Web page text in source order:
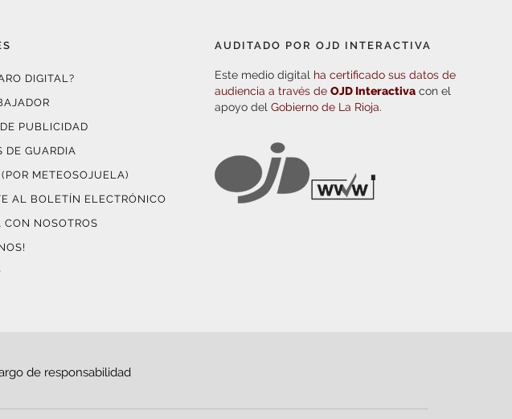
DIGITAL?
PUBLICIDAD
DE GUARDIA
METEOSOJUELA)
AL BOLETÍN ELECTRÓNICO
CON NOSOTROS
AUDITADO POR OJD INTERACTIVA
Este medio digital ha certificado sus datos de
audiencia a través deOJD Interactiva con el
apoyo delGobierno de La Rioja.
de responsabilidad